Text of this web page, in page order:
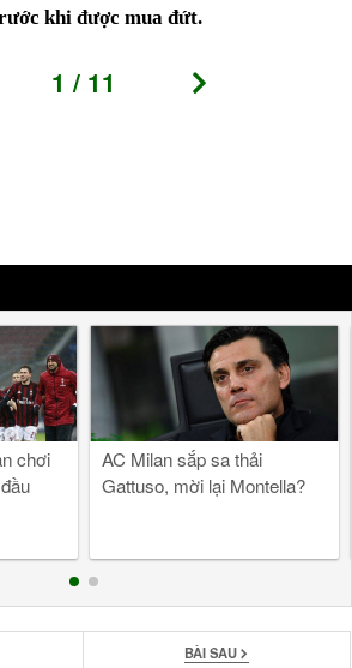
khi được mua đứt.
1 / 11
chơi
AC Milan sắp sa thải
Gattuso, mời lại Montella?
BÀI SAU